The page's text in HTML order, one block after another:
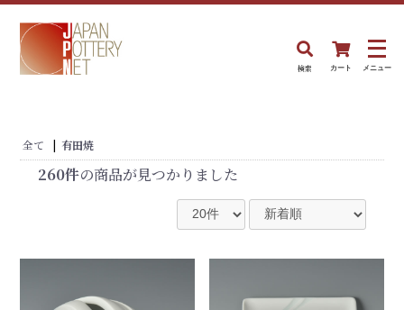
検索 カート メニュー
全て | 有田焼
260件の商品が見つかりました